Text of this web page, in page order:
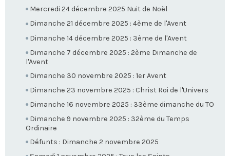
Mercredi 24 décembre 2025 Nuit de Noël
Dimanche 21 décembre 2025 : 4ème de l'Avent
Dimanche 14 décembre 2025 : 3ème de l'Avent
Dimanche 7 décembre 2025 : 2ème Dimanche de
l'Avent
Dimanche 30 novembre 2025 : 1er Avent
Dimanche 23 novembre 2025 : Christ Roi de l'Univers
Dimanche 16 novembre 2025 : 33ème dimanche du TO
Dimanche 9 novembre 2025 : 32ème du Temps
Ordinaire
Défunts : Dimanche 2 novembre 2025